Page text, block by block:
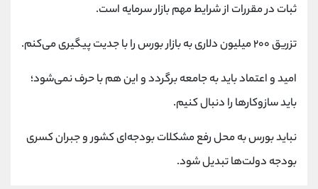
ثبات در مقررات از شرایط مهم بازار سرمایه است.
تزریق ۲۰۰ میلیون دلاری به بازار بورس را با جدیت پیگیری می‌کنم.
امید و اعتماد باید به جامعه برگردد و این هم با حرف نمی‌شود؛
باید سازوکارها را دنبال کنیم.
نباید بورس به محل رفع مشکلات بودجه‌ای کشور و جبران کسری
بودجه دولت‌ها تبدیل شود.